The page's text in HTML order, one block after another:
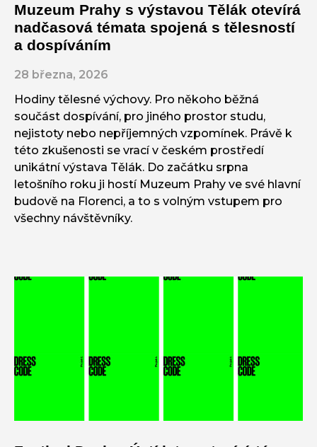
Muzeum Prahy s výstavou Tělák otevírá
nadčasová témata spojená s tělesností
a dospíváním
28 března, 2026
Hodiny tělesné výchovy. Pro někoho běžná
součást dospívání, pro jiného prostor studu,
nejistoty nebo nepříjemných vzpomínek. Právě k
této zkušenosti se vrací v českém prostředí
unikátní výstava Tělák. Do začátku srpna
letošního roku ji hostí Muzeum Prahy ve své hlavní
budově na Florenci, a to s volným vstupem pro
všechny návštěvníky.